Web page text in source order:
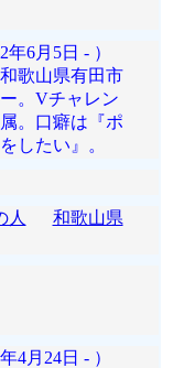
6月5日 - ）
歌山県有田市
。Vチャレン
。口癖は『ポ
したい』。
人
和歌山県
4月24日 - ）